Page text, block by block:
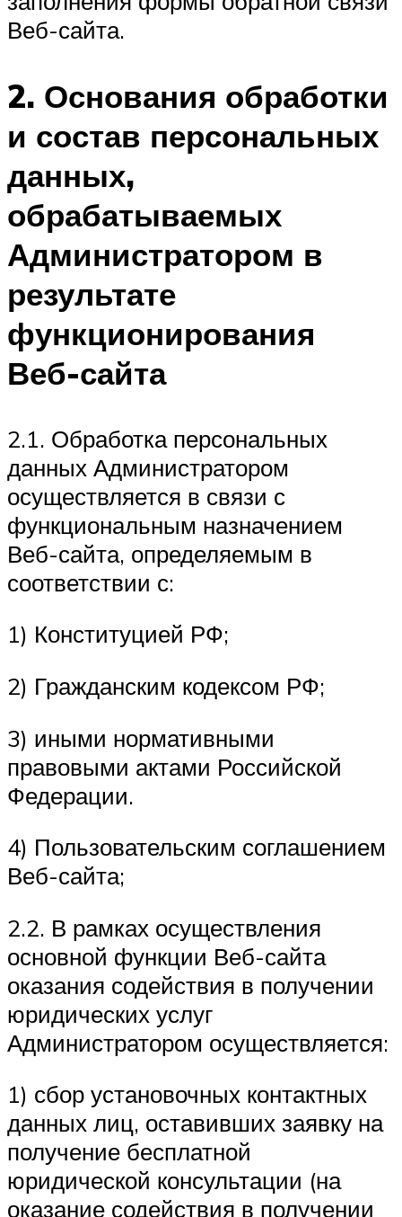
Веб-сайта.
2. Основания обработки
и состав персональных
данных,
обрабатываемых
Администратором в
результате
функционирования
Веб-сайта
2.1. Обработка персональных
данных Администратором
осуществляется в связи с
функциональным назначением
Веб-сайта, определяемым в
соответствии с:
1) Конституцией РФ;
2) Гражданским кодексом РФ;
3) иными нормативными
правовыми актами Российской
Федерации.
4) Пользовательским соглашением
Веб-сайта;
2.2. В рамках осуществления
основной функции Веб-сайта
оказания содействия в получении
юридических услуг
Администратором осуществляется:
1) сбор установочных контактных
данных лиц, оставивших заявку на
получение бесплатной
юридической консультации (на
оказание содействия в получении